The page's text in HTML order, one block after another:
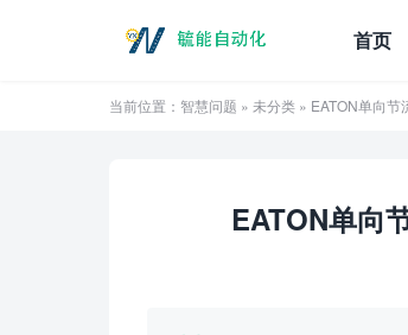
首页
当前位置： 智慧问题 » 未分类 » EATON单向
EATON单向